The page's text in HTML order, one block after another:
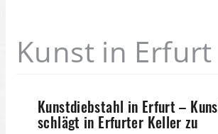
Kunst in Erfurt
Kunstdiebstahl in Erfurt –
schlägt in Erfurter Keller zu